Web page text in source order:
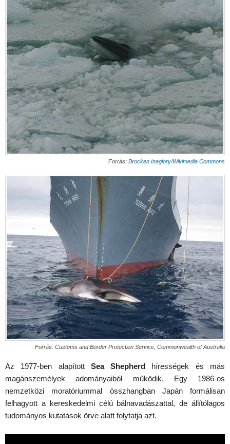
Forrás: Brocken Inaglory/Wikimedia Commons
Forrás: Customs and Border Protection Service, Commonwealth of Australia
Az 1977-ben alapított Sea Shepherd hírességek és más
magánszemélyek adományaiból működik. Egy 1986-os
nemzetközi moratóriummal összhangban Japán formálisan
felhagyott a kereskedelmi célú bálnavadászattal, de állítólagos
tudományos kutatások örve alatt folytatja azt.